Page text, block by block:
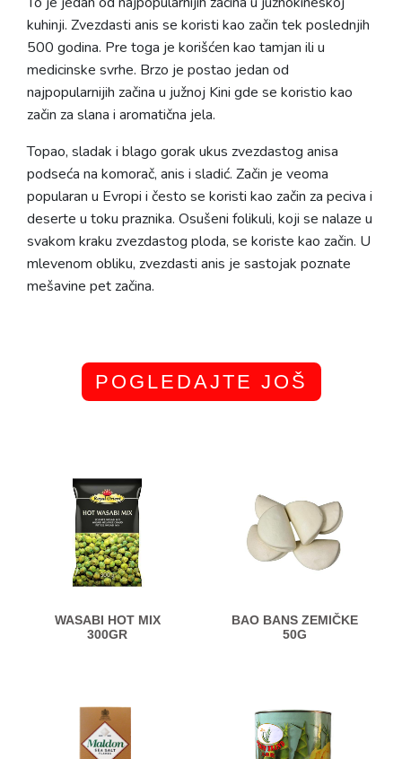
kuhinji. Zvezdasti anis se koristi kao začin tek poslednjih
500 godina. Pre toga je korišćen kao tamjan ili u
medicinske svrhe. Brzo je postao jedan od
najpopularnijih začina u južnoj Kini gde se koristio kao
začin za slana i aromatična jela.
Topao, sladak i blago gorak ukus zvezdastog anisa
podseća na komorač, anis i sladić. Začin je veoma
popularan u Evropi i često se koristi kao začin za peciva i
deserte u toku praznika. Osušeni folikuli, koji se nalaze u
svakom kraku zvezdastog ploda, se koriste kao začin. U
mlevenom obliku, zvezdasti anis je sastojak poznate
mešavine pet začina.
POGLEDAJTE JOŠ
WASABI HOT MIX
300GR
BAO BANS ZEMIČKE
50G